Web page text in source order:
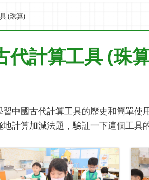
(珠算)
代計算工具 (珠
中國古代計算工具的歷史和簡單
計算加減法題，驗証一下這個工具